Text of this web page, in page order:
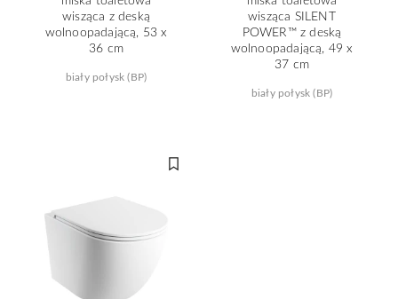
wisząca z deską
wolnoopadającą, 53 x
36 cm
biały połysk (BP)
wisząca SILENT
POWER™ z deską
wolnoopadającą, 49 x
37 cm
biały połysk (BP)